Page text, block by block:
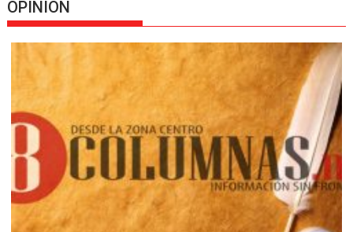
OPINION